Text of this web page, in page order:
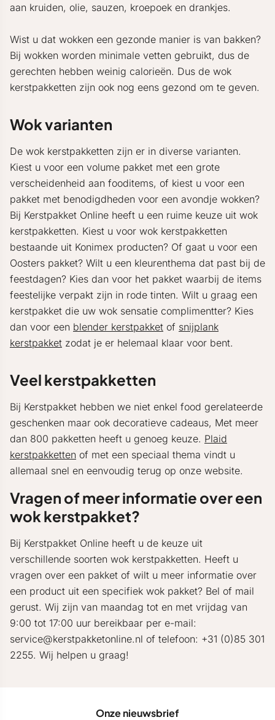
aan kruiden, olie, sauzen, kroepoek en drankjes.
Wist u dat wokken een gezonde manier is van bakken?
Bij wokken worden minimale vetten gebruikt, dus de
gerechten hebben weinig calorieën. Dus de wok
kerstpakketten zijn ook nog eens gezond om te geven.
Wok varianten
De wok kerstpakketten zijn er in diverse varianten.
Kiest u voor een volume pakket met een grote
verscheidenheid aan fooditems, of kiest u voor een
pakket met benodigdheden voor een avondje wokken?
Bij Kerstpakket Online heeft u een ruime keuze uit wok
kerstpakketten. Kiest u voor wok kerstpakketten
bestaande uit Konimex producten? Of gaat u voor een
Oosters pakket? Wilt u een kleurenthema dat past bij de
feestdagen? Kies dan voor het pakket waarbij de items
feestelijke verpakt zijn in rode tinten. Wilt u graag een
kerstpakket die uw wok sensatie complimentter? Kies
dan voor een blender kerstpakket of snijplank
kerstpakket zodat je er helemaal klaar voor bent.
Veel kerstpakketten
Bij Kerstpakket hebben we niet enkel food gerelateerde
geschenken maar ook decoratieve cadeaus, Met meer
dan 800 pakketten heeft u genoeg keuze. Plaid
kerstpakketten of met een speciaal thema vindt u
allemaal snel en eenvoudig terug op onze website.
Vragen of meer informatie over een
wok kerstpakket?
Bij Kerstpakket Online heeft u de keuze uit
verschillende soorten wok kerstpakketten. Heeft u
vragen over een pakket of wilt u meer informatie over
een product uit een specifiek wok pakket? Bel of mail
gerust. Wij zijn van maandag tot en met vrijdag van
9:00 tot 17:00 uur bereikbaar per e-mail:
service@kerstpakketonline.nl of telefoon: +31 (0)85 301
2255. Wij helpen u graag!
Onze nieuwsbrief